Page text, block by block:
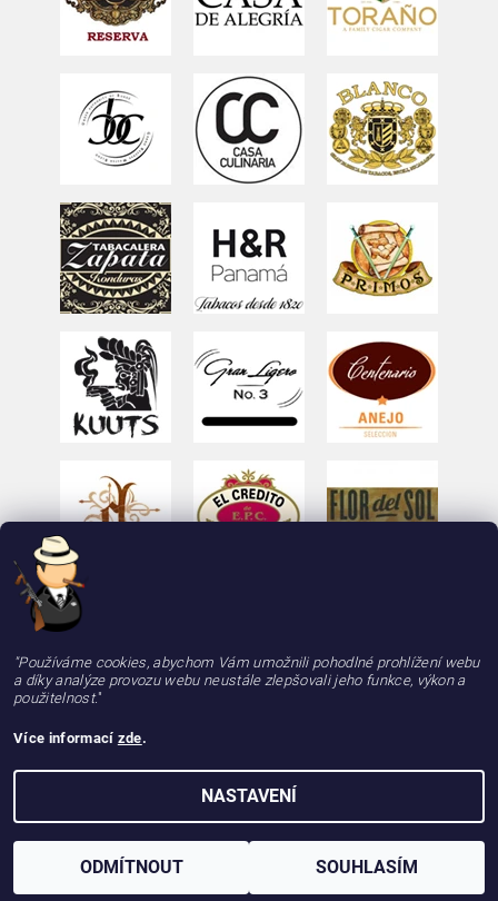
2026 © deLAMOTT, e-shop - doutniky24.cz, doutníky se zárukou 100% kvality, rychle a
Vytvořil Shoptet
"Používáme cookies, abychom Vám umožnili pohodlné prohlížení webu
a díky analýze provozu webu neustále zlepšovali jeho funkce, výkon a
použitelnost."
Více informací zde.
NASTAVENÍ
ODMÍTNOUT SOUHLASÍM